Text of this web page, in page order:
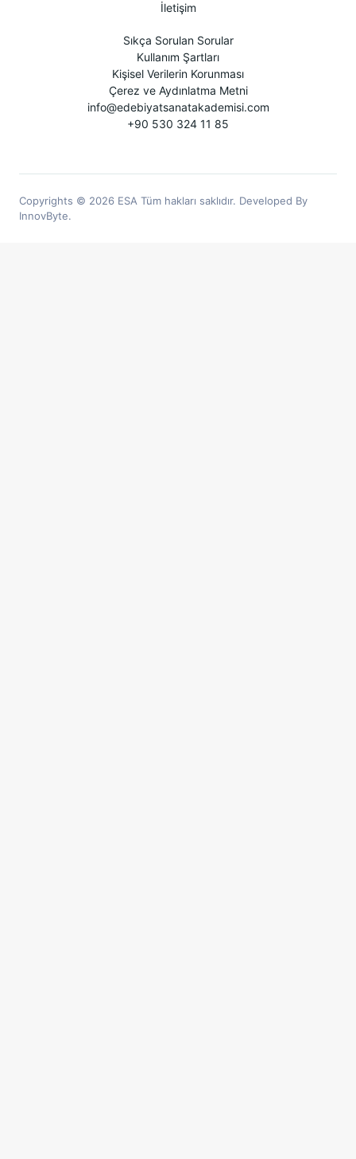
İletişim
Sıkça Sorulan Sorular
Kullanım Şartları
Kişisel Verilerin Korunması
Çerez ve Aydınlatma Metni
info@edebiyatsanatakademisi.com
+90 530 324 11 85
Copyrights © 2026 ESA Tüm hakları saklıdır. Developed By
InnovByte.